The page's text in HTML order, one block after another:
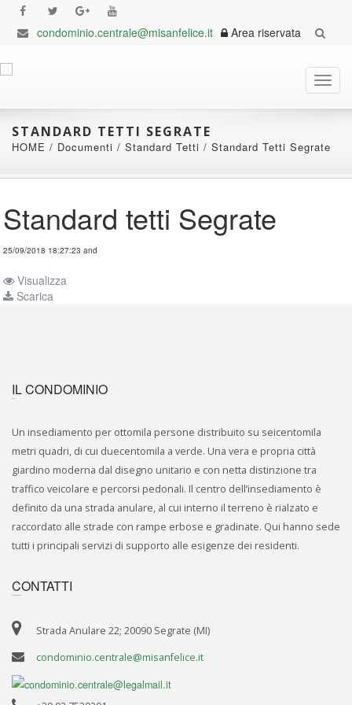
condominio.centrale@misanfelice.it Area riservata
STANDARD TETTI SEGRATE
HOME / Documenti / Standard Tetti / Standard Tetti Segrate
Standard tetti Segrate
25/09/2018 18:27:23 and
Visualizza
Scarica
IL CONDOMINIO
Un insediamento per ottomila persone distribuito su seicentomila
metri quadri, di cui duecentomila a verde. Una vera e propria città
giardino moderna dal disegno unitario e con netta distinzione tra
traffico veicolare e percorsi pedonali. Il centro dell’insediamento è
definito da una strada anulare, al cui interno il terreno è rialzato e
raccordato alle strade con rampe erbose e gradinate. Qui hanno sede
tutti i principali servizi di supporto alle esigenze dei residenti.
CONTATTI
Strada Anulare 22; 20090 Segrate (MI)
condominio.centrale@misanfelice.it
condominio.centrale@legalmail.it